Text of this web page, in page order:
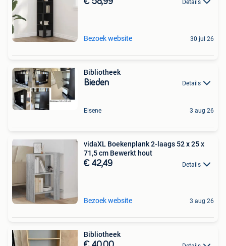
Details
Bezoek website 30 jul 26
Bibliotheek
Bieden Details
Elsene 3 aug 26
vidaXL Boekenplank 2-laags 52 x 25 x
71,5 cm Bewerkt hout
€ 42,49 Details
Bezoek website 3 aug 26
Bibliotheek